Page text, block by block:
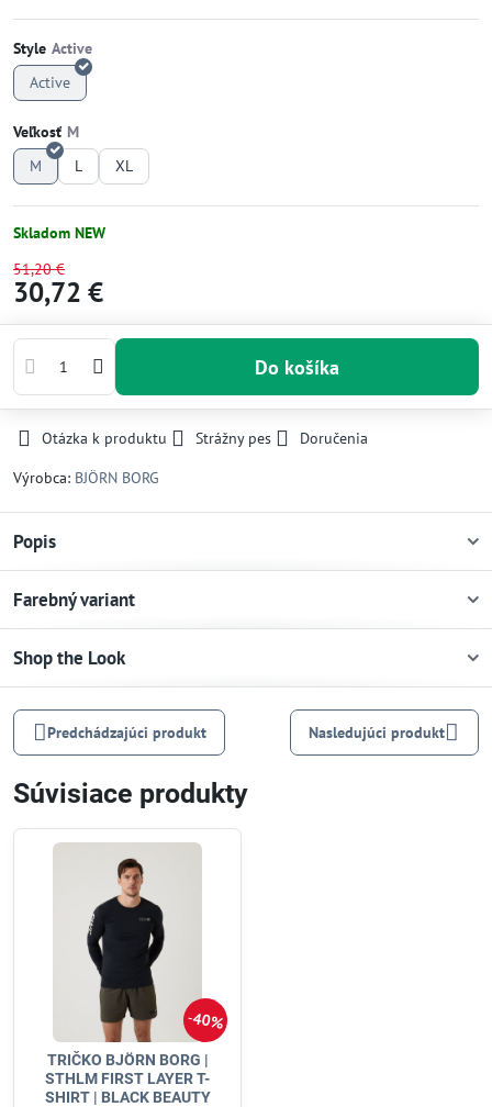
Style
Active
Veľkosť
M
L XL
Skladom NEW
51,20 €
30,72 €
Do košíka
Otázka k produktu Strážny pes
Doručenia
Výrobca: BJÖRN BORG
Popis
Farebný variant
Shop the Look
Predchádzajúci produkt Nasledujúci produkt
Súvisiace produkty
40%
TRIČKO BJÖRN BORG |
STHLM FIRST LAYER T-
SHIRT | BLACK BEAUTY